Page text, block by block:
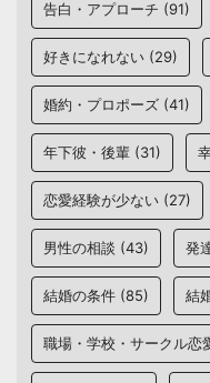
告白・アプローチ (91)
好きになれない (29)
婚約・プロポーズ (41)
年下彼・後輩 (31)
恋愛経験が少ない (27)
男性の相談 (43) 発
結婚の条件 (85) 結
職場・学校・サークル恋